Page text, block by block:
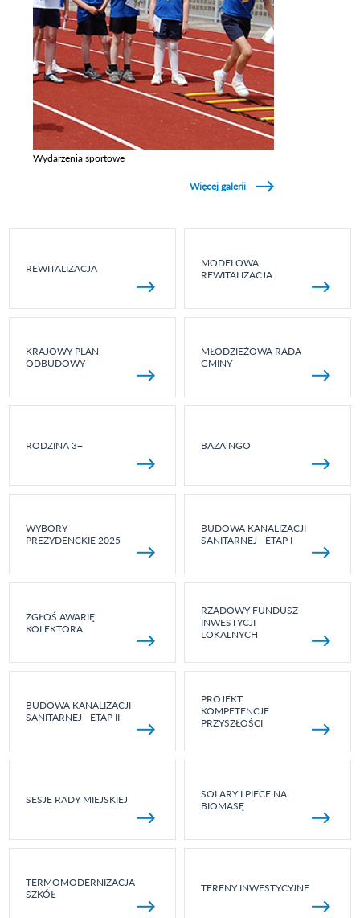
Wydarzenia sportowe
Więcej galerii
REWITALIZACJA
MODELOWA
REWITALIZACJA
KRAJOWY PLAN
ODBUDOWY
MŁODZIEŻOWA RADA
GMINY
RODZINA 3+ BAZA NGO
WYBORY
PREZYDENCKIE 2025
BUDOWA KANALIZACJI
SANITARNEJ - ETAP I
ZGŁOŚ AWARIĘ
KOLEKTORA
RZĄDOWY FUNDUSZ
INWESTYCJI
LOKALNYCH
BUDOWA KANALIZACJI
SANITARNEJ - ETAP II
PROJEKT:
KOMPETENCJE
PRZYSZŁOŚCI
SESJE RADY MIEJSKIEJ
SOLARY I PIECE NA
BIOMASĘ
TERMOMODERNIZACJA
SZKÓŁ
TERENY INWESTYCYJNE